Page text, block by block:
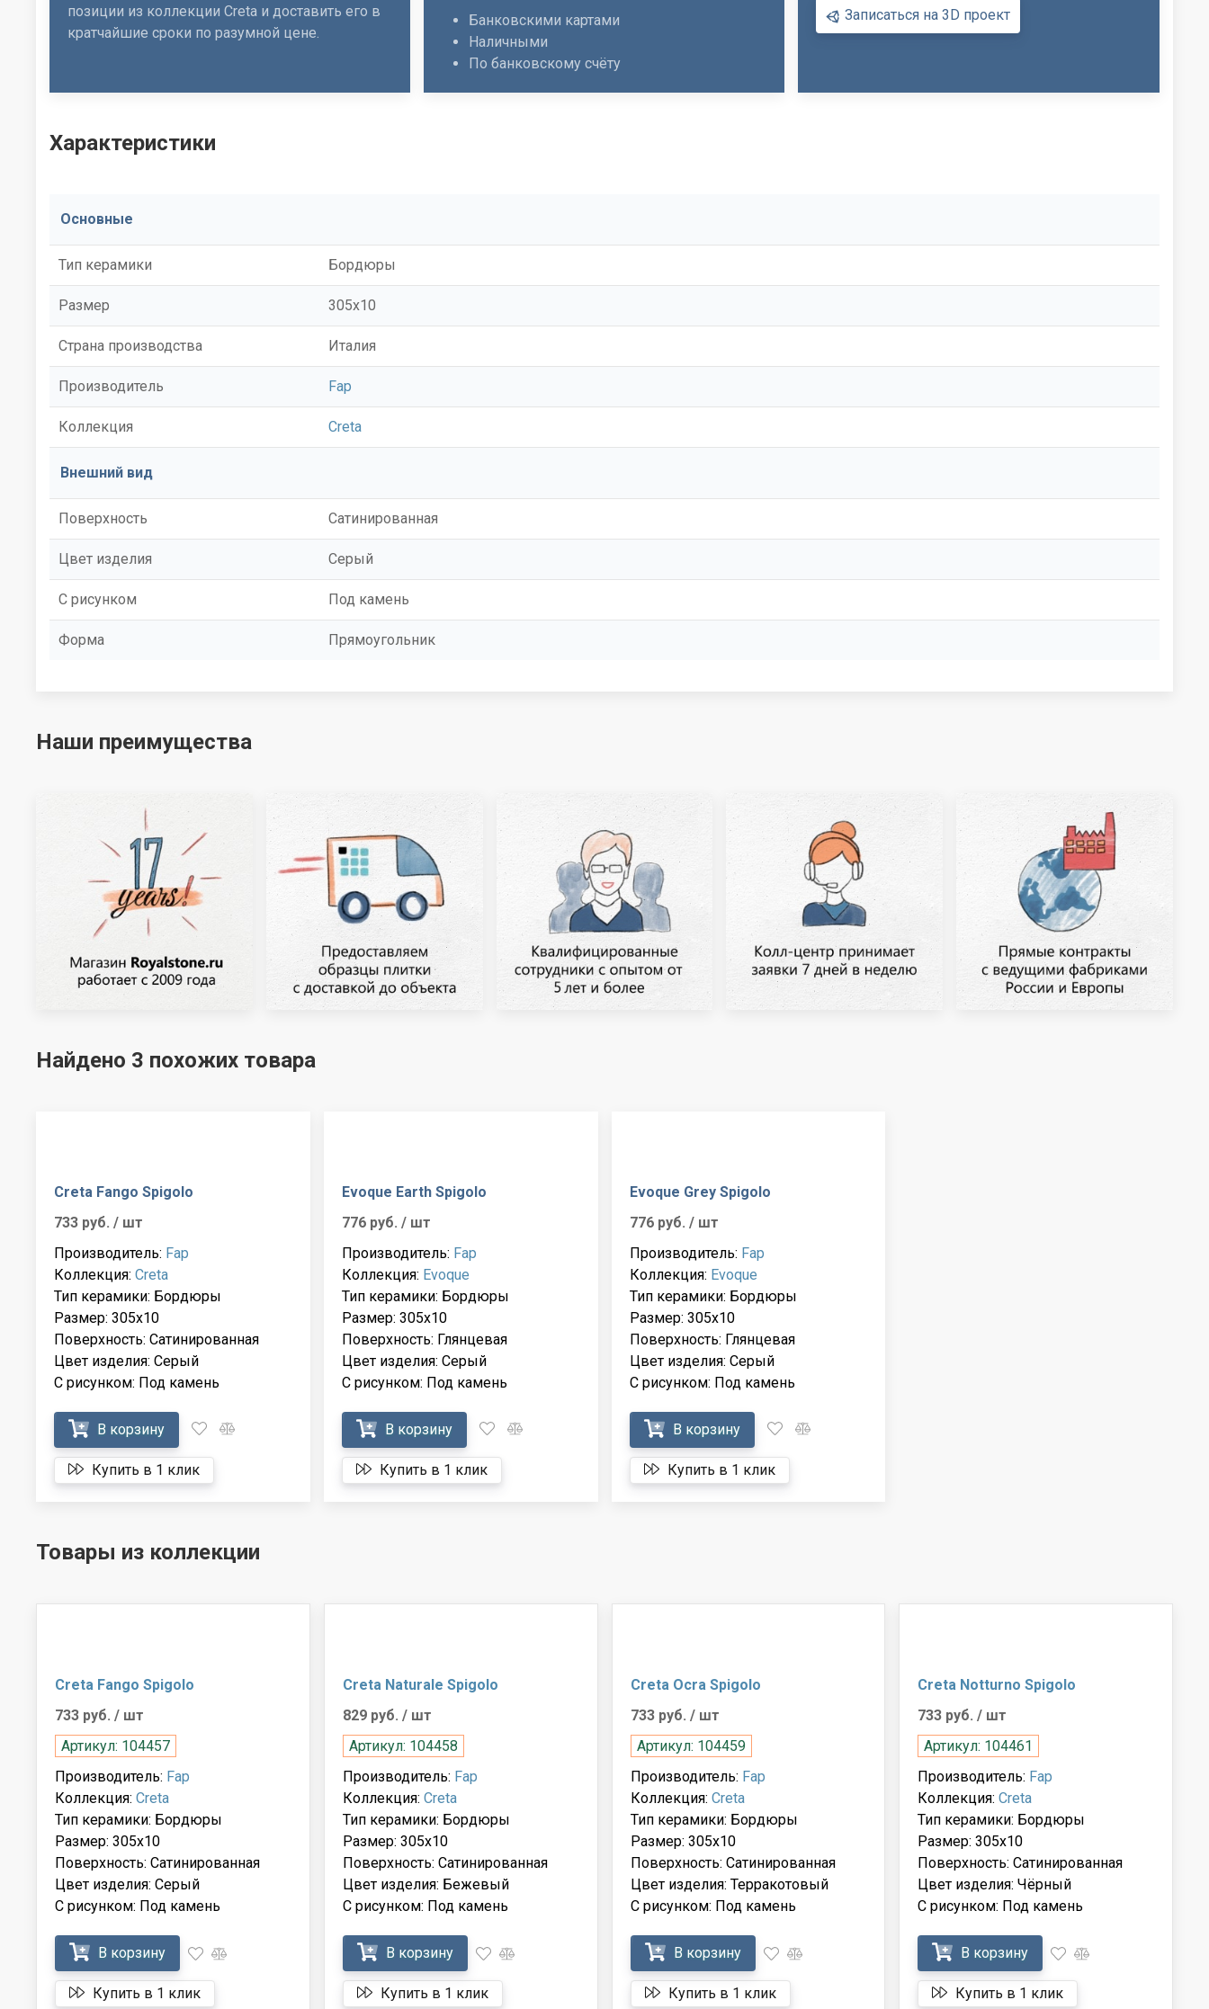
позиции из коллекции Creta и доставить его в
кратчайшие сроки по разумной цене.
Банковскими картами
Наличными
По банковскому счёту
Записаться на 3D проект
Характеристики
Основные
Тип керамики Бордюры
Размер 305x10
Страна производства Италия
Производитель Fap
Коллекция Creta
Внешний вид
Поверхность Сатинированная
Цвет изделия Серый
С рисунком Под камень
Форма Прямоугольник
Наши преимущества
Найдено 3 похожих товара
Creta Fango Spigolo
733 руб. / шт
Производитель: Fap
Коллекция: Creta
Тип керамики: Бордюры
Размер: 305x10
Поверхность: Сатинированная
Цвет изделия: Серый
С рисунком: Под камень
В корзину
Купить в 1 клик
Evoque Earth Spigolo
776 руб. / шт
Производитель: Fap
Коллекция: Evoque
Тип керамики: Бордюры
Размер: 305x10
Поверхность: Глянцевая
Цвет изделия: Серый
С рисунком: Под камень
В корзину
Купить в 1 клик
Evoque Grey Spigolo
776 руб. / шт
Производитель: Fap
Коллекция: Evoque
Тип керамики: Бордюры
Размер: 305x10
Поверхность: Глянцевая
Цвет изделия: Серый
С рисунком: Под камень
В корзину
Купить в 1 клик
Товары из коллекции
Creta Fango Spigolo
733 руб. / шт
Артикул: 104457
Производитель: Fap
Коллекция: Creta
Тип керамики: Бордюры
Размер: 305x10
Поверхность: Сатинированная
Цвет изделия: Серый
С рисунком: Под камень
В корзину
Купить в 1 клик
Creta Naturale Spigolo
829 руб. / шт
Артикул: 104458
Производитель: Fap
Коллекция: Creta
Тип керамики: Бордюры
Размер: 305x10
Поверхность: Сатинированная
Цвет изделия: Бежевый
С рисунком: Под камень
В корзину
Купить в 1 клик
Creta Ocra Spigolo
733 руб. / шт
Артикул: 104459
Производитель: Fap
Коллекция: Creta
Тип керамики: Бордюры
Размер: 305x10
Поверхность: Сатинированная
Цвет изделия: Терракотовый
С рисунком: Под камень
В корзину
Купить в 1 клик
Creta Notturno Spigolo
733 руб./ шт
Артикул: 104461
Производитель: Fap
Коллекция:Creta
Тип керамики: Бордюры
Размер: 305x10
Поверхность: Сатинированная
Цвет изделия: Чёрный
С рисунком: Под камень
В корзину
Купить в 1 клик